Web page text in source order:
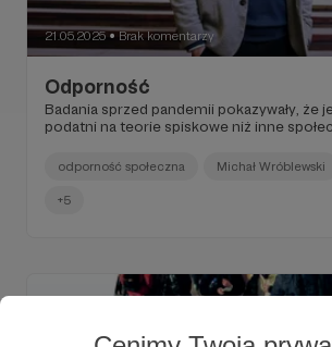
21.05.2025 ● Brak komentarzy
Odporność
Badania sprzed pandemii pokazywały, że
podatni na teorie spiskowe niż inne
odporność społeczna Michał Wróblewski
+5